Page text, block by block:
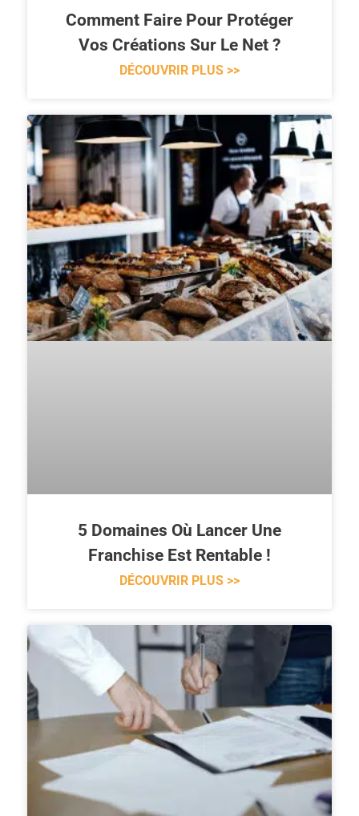
Comment Faire Pour Protéger
Vos Créations Sur Le Net ?
DÉCOUVRIR PLUS >>
5 Domaines Où Lancer Une
Franchise Est Rentable !
DÉCOUVRIR PLUS >>